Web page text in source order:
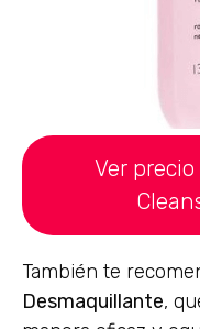
Ver
También te
Desmaquillante,